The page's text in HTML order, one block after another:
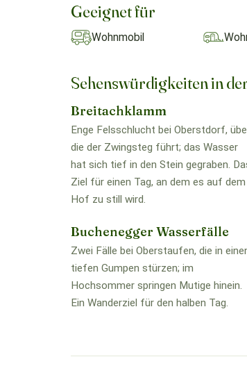
Geeignet für
Wohnmobil
Sehenswürdigkeiten in
Breitachklamm
Enge Felsschlucht bei Oberstdorf,
die der Zwingsteg führt; das Wasser
hat sich tief in den Stein gegraben.
Ziel für einen Tag, an dem es auf dem
Hof zu still wird.
Buchenegger Wasserfälle
Zwei Fälle bei Oberstaufen, die in
tiefen Gumpen stürzen; im
Hochsommer springen Mutige hinein.
Ein Wanderziel für den halben Tag.